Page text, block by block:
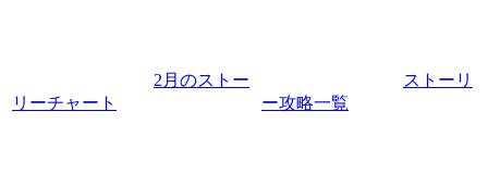
2月のストー
リーチャート
ストーリ
ー攻略一覧